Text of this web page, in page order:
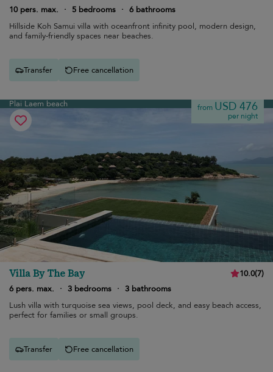
10 pers. max.
· 5 bedrooms · 6 bathrooms
Hillside Koh Samui villa with oceanfront infinity pool, modern design,
and family-friendly spaces near beaches.
Transfer Free cancellation
Plai Laem beach from USD 476
per night
Villa By The Bay 10.0(7)
6 pers. max.
· 3 bedrooms · 3 bathrooms
Lush villa with turquoise sea views, pool deck, and easy beach access,
perfect for families or small groups.
Transfer Free cancellation